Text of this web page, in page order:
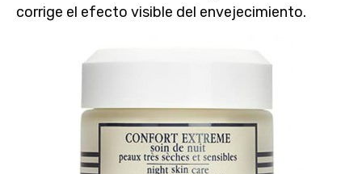
corrige el efecto visible del envejecimiento.